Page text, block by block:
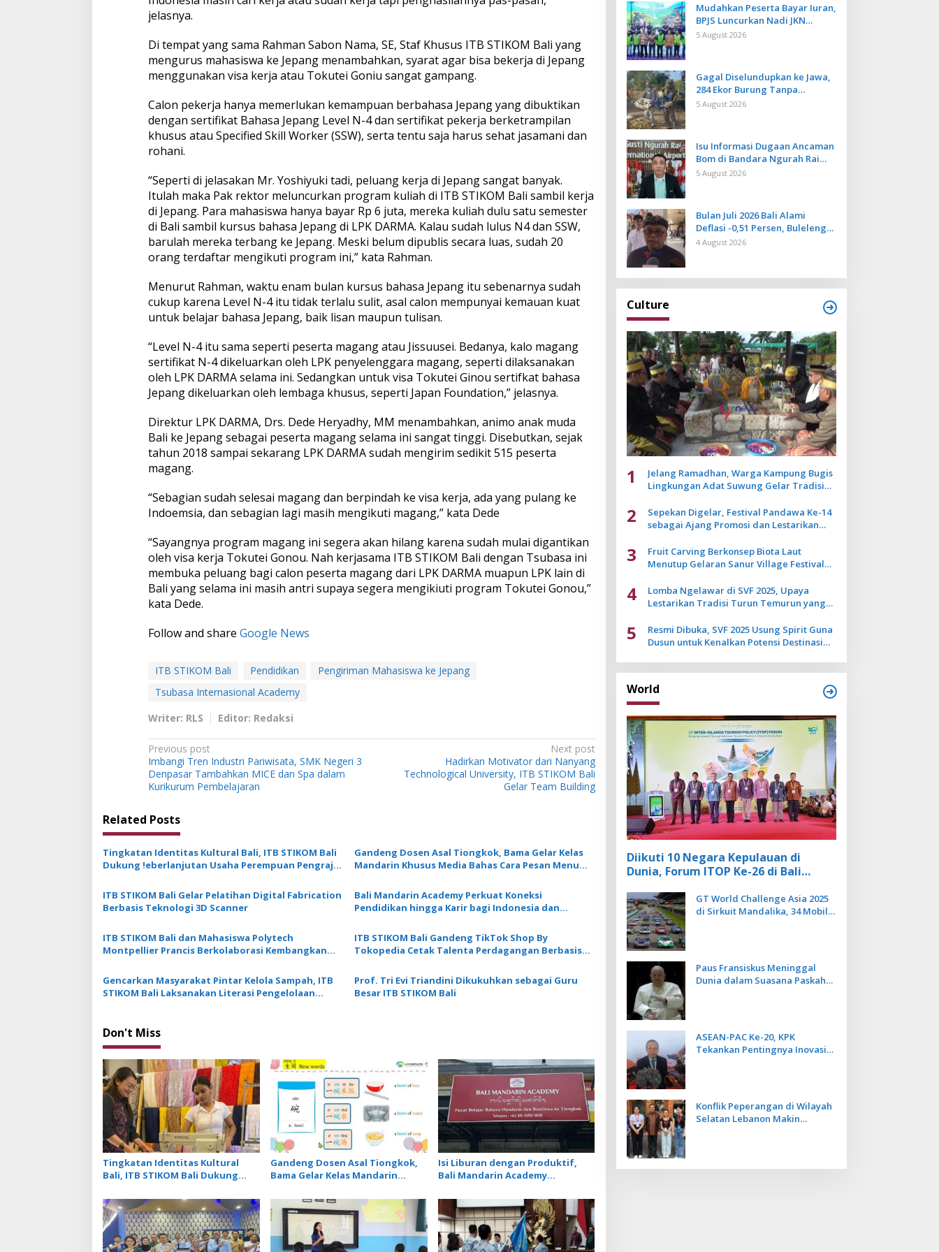
jelasnya.
Di tempat yang sama Rahman Sabon Nama, SE, Staf Khusus ITB STIKOM Bali yang
mengurus mahasiswa ke Jepang menambahkan, syarat agar bisa bekerja di Jepang
menggunakan visa kerja atau Tokutei Goniu sangat gampang.
Calon pekerja hanya memerlukan kemampuan berbahasa Jepang yang dibuktikan
dengan sertifikat Bahasa Jepang Level N-4 dan sertifikat pekerja berketrampilan
khusus atau Specified Skill Worker (SSW), serta tentu saja harus sehat jasamani dan
rohani.
“Seperti di jelasakan Mr. Yoshiyuki tadi, peluang kerja di Jepang sangat banyak.
Itulah maka Pak rektor meluncurkan program kuliah di ITB STIKOM Bali sambil kerja
di Jepang. Para mahasiswa hanya bayar Rp 6 juta, mereka kuliah dulu satu semester
di Bali sambil kursus bahasa Jepang di LPK DARMA. Kalau sudah lulus N4 dan SSW,
barulah mereka terbang ke Jepang. Meski belum dipublis secara luas, sudah 20
orang terdaftar mengikuti program ini,” kata Rahman.
Menurut Rahman, waktu enam bulan kursus bahasa Jepang itu sebenarnya sudah
cukup karena Level N-4 itu tidak terlalu sulit, asal calon mempunyai kemauan kuat
untuk belajar bahasa Jepang, baik lisan maupun tulisan.
“Level N-4 itu sama seperti peserta magang atau Jissuusei. Bedanya, kalo magang
sertifikat N-4 dikeluarkan oleh LPK penyelenggara magang, seperti dilaksanakan
oleh LPK DARMA selama ini. Sedangkan untuk visa Tokutei Ginou sertifkat bahasa
Jepang dikeluarkan oleh lembaga khusus, seperti Japan Foundation,” jelasnya.
Direktur LPK DARMA, Drs. Dede Heryadhy, MM menambahkan, animo anak muda
Bali ke Jepang sebagai peserta magang selama ini sangat tinggi. Disebutkan, sejak
tahun 2018 sampai sekarang LPK DARMA sudah mengirim sedikit 515 peserta
magang.
“Sebagian sudah selesai magang dan berpindah ke visa kerja, ada yang pulang ke
Indoemsia, dan sebagian lagi masih mengikuti magang,” kata Dede
“Sayangnya program magang ini segera akan hilang karena sudah mulai digantikan
oleh visa kerja Tokutei Gonou. Nah kerjasama ITB STIKOM Bali dengan Tsubasa ini
membuka peluang bagi calon peserta magang dari LPK DARMA muapun LPK lain di
Bali yang selama ini masih antri supaya segera mengikiuti program Tokutei Gonou,”
kata Dede.
Follow and share Google News
ITB STIKOM Bali Pendidikan
Pengiriman Mahasiswa ke Jepang
Tsubasa Internasional Academy
Writer: RLS
Editor: Redaksi
P
o
s
t
n
a
v
i
g
a
t
o
Previous post
Imbangi Tren Industri Pariwisata, SMK Negeri 3
Denpasar Tambahkan MICE dan Spa dalam
Kurikurum Pembelajaran
Next post
Hadirkan Motivator dari Nanyang
Technological University, ITB STIKOM Bali
Gelar Team Building
Related Posts
Tingkatan Identitas Kultural Bali, ITB STIKOM Bali
Dukung !eberlanjutan Usaha Perempuan Pengrajin
Gandeng Dosen Asal Tiongkok, Bama Gelar Kelas
Mandarin Khusus Media Bahas Cara Pesan Menu
ITB STIKOM Bali Gelar Pelatihan Digital Fabrication
Berbasis Teknologi 3D Scanner
Bali Mandarin Academy Perkuat Koneksi
Pendidikan hingga Karir bagi Indonesia dan
ITB STIKOM Bali dan Mahasiswa Polytech
Montpellier Prancis Berkolaborasi Kembangkan
ITB STIKOM Bali Gandeng TikTok Shop By
Tokopedia Cetak Talenta Perdagangan Berbasis
Gencarkan Masyarakat Pintar Kelola Sampah, ITB
STIKOM Bali Laksanakan Literasi Pengelolaan
Prof. Tri Evi Triandini Dikukuhkan sebagai Guru
Besar ITB STIKOM Bali
Don't Miss
Tingkatan Identitas Kultural
Bali, ITB STIKOM Bali Dukung
Pengrajin Kebaya
Gandeng Dosen Asal Tiongkok,
Bama Gelar Kelas Mandarin
Menu Restoran
Isi Liburan dengan Produktif,
Bali Mandarin Academy
Intensif
Mudahkan Peserta Bayar Iuran,
BPJS Luncurkan Nadi JKN
dengan Mekanisme Menabung
5 August 2026
Gagal Diselundupkan ke Jawa,
284 Ekor Burung Tanpa
Dokumen Dilepasliarkan Cegah
5 August 2026
Isu Informasi Dugaan Ancaman
Bom di Bandara Ngurah Rai
Bali Tidak Benar, Operasional
5 August 2026
Bulan Juli 2026 Bali Alami
Deflasi -0,51 Persen, Buleleng
Catat Penurunan Terendah
4 August 2026
Culture
1
Jelang Ramadhan, Warga Kampung Bugis
Lingkungan Adat Suwung Gelar Tradisi
2
Sepekan Digelar, Festival Pandawa Ke-14
sebagai Ajang Promosi dan Lestarikan
3
Fruit Carving Berkonsep Biota Laut
Menutup Gelaran Sanur Village Festival
4
Lomba Ngelawar di SVF 2025, Upaya
Lestarikan Tradisi Turun Temurun yang
5
Resmi Dibuka, SVF 2025 Usung Spirit Guna
Dusun untuk Kenalkan Potensi Destinasi
World
Diikuti 10 Negara Kepulauan di
Dunia, Forum ITOP Ke-26 di Bali
Berbasis Alam dan Budaya
GT World Challenge Asia 2025
di Sirkuit Mandalika, 34 Mobil
Paus Fransiskus Meninggal
Dunia dalam Suasana Paskah
ASEAN-PAC Ke-20, KPK
Tekankan Pentingnya Inovasi
Konflik Peperangan di Wilayah
Selatan Lebanon Makin